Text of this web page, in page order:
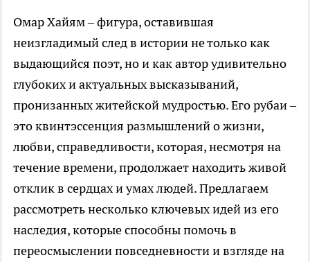
Омар Хайям – фигура, оставившая
неизгладимый след в истории не только как
выдающийся поэт, но и как автор удивительно
глубоких и актуальных высказываний,
пронизанных житейской мудростью. Его рубаи –
это квинтэссенция размышлений о жизни,
любви, справедливости, которая, несмотря на
течение времени, продолжает находить живой
отклик в сердцах и умах людей. Предлагаем
рассмотреть несколько ключевых идей из его
наследия, которые способны помочь в
переосмыслении повседневности и взгляде на